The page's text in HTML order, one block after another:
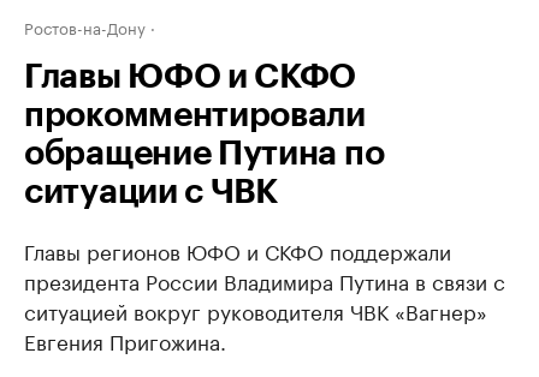
Ростов-на-Дону
Главы ЮФО и СКФО
прокомментировали
обращение Путина по
ситуации с ЧВК
Главы регионов ЮФО и СКФО поддержали
президента России Владимира Путина в связи с
ситуацией вокруг руководителя ЧВК «Вагнер»
Евгения Пригожина.